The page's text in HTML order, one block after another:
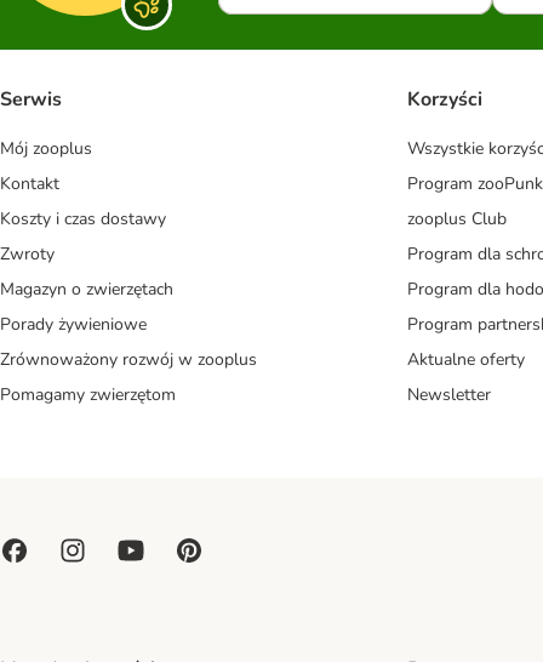
Serwis
Mój zooplus
Kontakt
Koszty i czas dostawy
Zwroty
Magazyn o zwierzętach
Porady żywieniowe
Zrównoważony rozwój w zooplus
Pomagamy zwierzętom
Korzyści
Wszystkie
Program
zooplus Club
Program dla
Program dla
Program
Aktualne oferty
Newsletter